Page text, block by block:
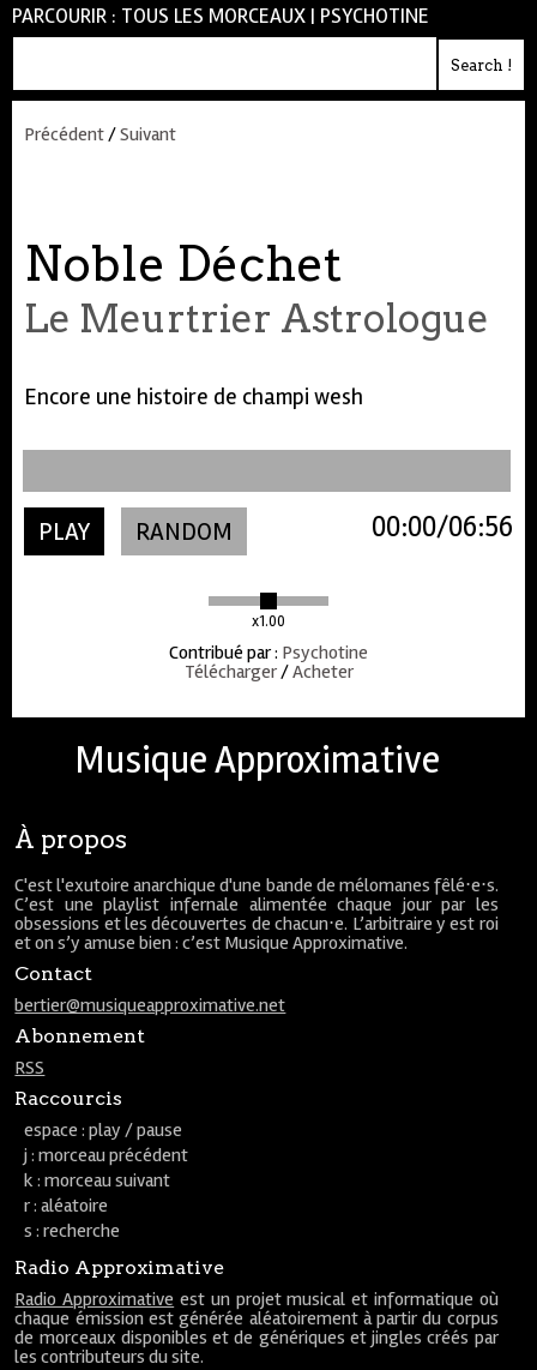
PARCOURIR : TOUS LES MORCEAUX | PSYCHOTINE
Précédent/Suivant
Noble Déchet
Le Meurtrier Astrologue
Encore une histoire de champi wesh
PLAY RANDOM
x1.00
06:56
00:00
Contribué par: Psychotine
Télécharger/Acheter
Musique Approximative
À propos
C'est l'exutoire anarchique d'une bande de mélomanes fêlé⋅e⋅s.
C’est une playlist infernale alimentée chaque jour par les
obsessions et les découvertes de chacun⋅e. L’arbitraire y est roi
et on s’y amuse bien : c’est Musique Approximative.
Contact
bertier@musiqueapproximative.net
Abonnement
RSS
Raccourcis
espace : play / pause
j : morceau précédent
k : morceau suivant
r : aléatoire
s : recherche
Radio Approximative
Radio Approximative est un projet musical et informatique où
chaque émission est générée aléatoirement à partir du corpus
de morceaux disponibles et de génériques et jingles créés par
les contributeurs du site.